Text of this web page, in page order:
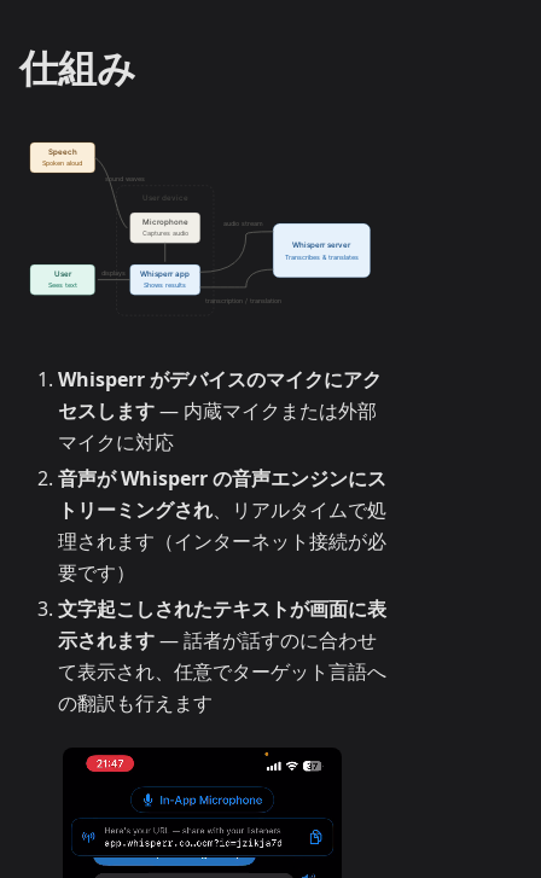
仕組み
Whisperr がデバイスのマイクにアク
セスします— 内蔵マイクまたは外部
マイクに対応
音声が Whisperr の音声エンジンにス
トリーミングされ、リアルタイムで処
理されます（インターネット接続が必
要です）
文字起こしされたテキストが画面に表
示されます— 話者が話すのに合わせ
て表示され、任意でターゲット言語へ
の翻訳も行えます